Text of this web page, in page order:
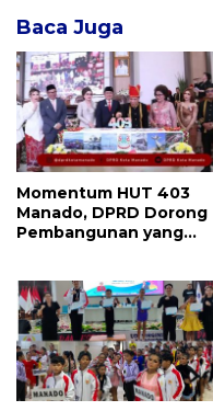
Baca Juga
Momentum HUT 403
Manado, DPRD Dorong
Pembangunan yang